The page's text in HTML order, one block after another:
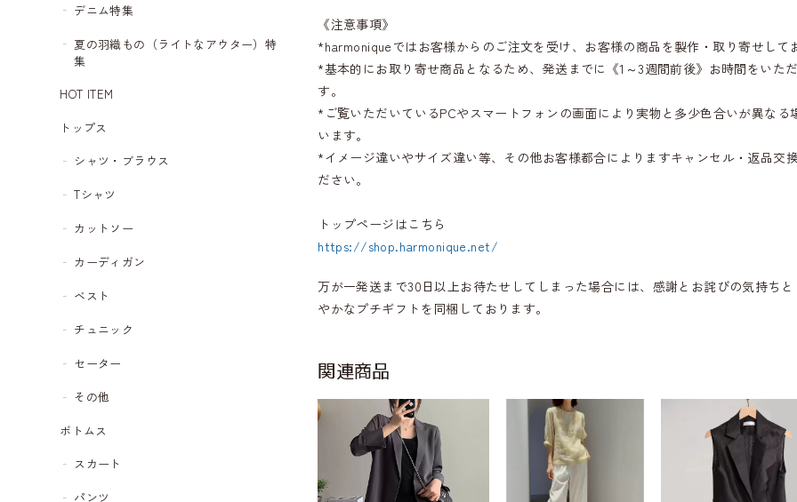
デニム特集
夏の羽織もの（ライトなアウター）特
集
HOT ITEM
トップス
シャツ・ブラウス
Tシャツ
カットソー
カーディガン
ベスト
チュニック
セーター
その他
ボトムス
スカート
パンツ
《注意事項》
*harmoniqueではお客様からのご注文を受け、お客様の商品を製作・取り寄せして
*基本的にお取り寄せ商品となるため、発送までに《1～3週間前後》お時間をいた
す。
*ご覧いただいているPCやスマートフォンの画面により実物と多少色合いが異なる
います。
*イメージ違いやサイズ違い等、その他お客様都合によりますキャンセル・返品交
ださい。
トップページはこちら
https://shop.harmonique.net/
万が一発送まで30日以上お待たせしてしまった場合には、感謝とお詫びの気持ちと
やかなプチギフトを同梱しております。
関連商品